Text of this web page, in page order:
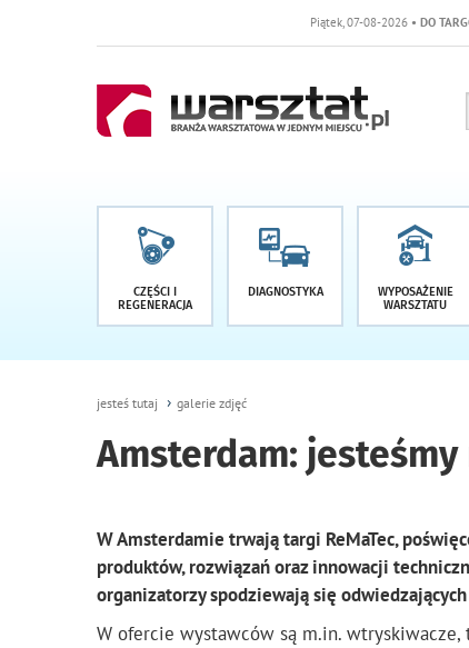
Piątek, 07-08-2026• DO TARGÓW POZOSTAŁO -1
CZĘŚCI I
REGENERACJA
DIAGNOSTYKA
WYPOSAŻENIE
WARSZTATU
jesteś tutaj galerie zdjęć
Amsterdam:
W Amsterdamie trwają targi ReMaTec,
produktów, rozwiązań oraz innowacji
organizatorzy spodziewają się
W ofercie wystawców są m.in.